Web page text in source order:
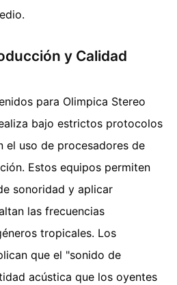
y Calidad
para Olimpica Stereo
bajo estrictos protocolos
el uso de procesadores de
Estos equipos permiten
sonoridad y aplicar
las frecuencias
tropicales. Los
que el "sonido de
acústica que los oyentes